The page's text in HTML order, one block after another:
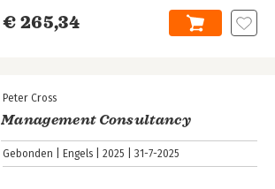
€ 265,34
Peter Cross
Management Consultancy
Gebonden Engels 2025 31-7-2025